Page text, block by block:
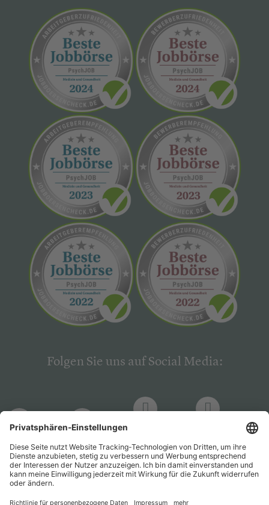
Folgen Sie uns auf Social Media:
PsychJOB PsychJOB
Hogrefe
Verlag
Hogrefe
Verlag